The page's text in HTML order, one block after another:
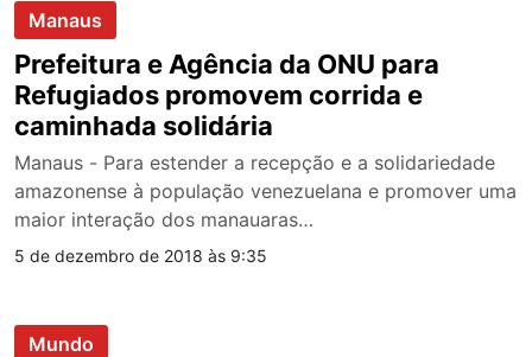
Manaus
Prefeitura e Agência da ONU para
Refugiados promovem corrida e
caminhada solidária
Manaus - Para estender a recepção e a solidariedade
amazonense à população venezuelana e promover uma
maior interação dos manauaras…
5 de dezembro de 2018 às 9:35
Mundo